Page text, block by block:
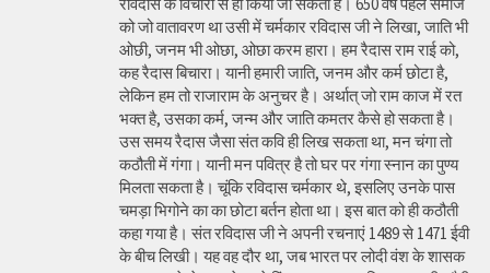
को जो वातावरण था उसी में चर्मकार रविदास जी ने लिखा, जाति भी
ओछी, जनम भी ओछा, ओछा करम हारा। हम रैदास राम राई को,
कह रैदास बिचारा। यानी हमारी जाति, जनम और कर्म छोटा है,
लेकिन हम तो राजाराम के अनुचर है। अर्थात् जो राम काज में रत
भक्त है, उसका कर्म, जन्म और जाति कमतर कैसे हो सकता है।
उस समय रैदास जैसा संत कवि ही लिख सकता था, मन चंगा तो
कठौती में गंगा। यानी मन पवित्र है तो घर पर गंगा स्नान का पुण्य
मिलता सकता है। चूंकि रविदास चर्मकार थे, इसलिए उनके पास
चमड़ा भिगोने का का छोटा बर्तन होता था। इस बात को ही कठौती
कहा गया है। संत रविदास जी ने अपनी रचनाएं 1489 से 1471 ईवी
के बीच लिखी। यह वह दौर था, जब भारत पर लोदी वंश के शासक